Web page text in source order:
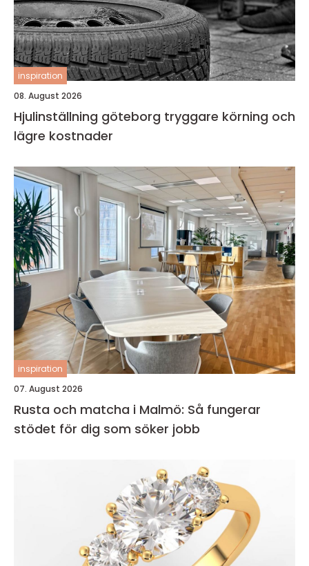
inspiration
08. August 2026
Hjulinställning göteborg tryggare körning och
lägre kostnader
inspiration
07. August 2026
Rusta och matcha i Malmö: Så fungerar
stödet för dig som söker jobb